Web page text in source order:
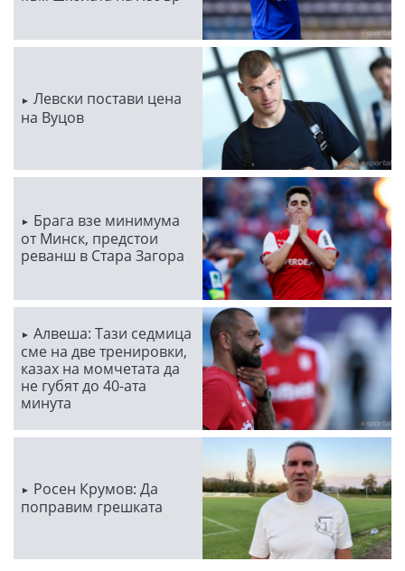
Левски постави цена
на Вуцов
Брага взе минимума
от Минск, предстои
реванш в Стара Загора
Алвеша: Тази седмица
сме на две тренировки,
казах на момчетата да
не губят до 40-ата
минута
Росен Крумов: Да
поправим грешката